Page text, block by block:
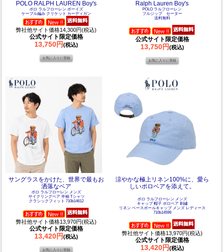
POLO RALPH LAUREN Boy's
ポロ ラルフローレン ボーイズ
ケーブル編み クリケット カーディガン
弊社他サイト価格14,300円(税込)
公式サイト限定価格
13,750円(税込)
Ralph Lauren Boy's
POLO ラルフローレン
フルジップ セーター
送料無料
公式サイト限定価格
13,750円(税込)
サングラスをかけた、世界で最もお
洒落なベア
ポロ ラルフローレン メンズ
サイクリングベア 半袖 Tシャツ
クラシックフィット 710b14612
弊社他サイト価格13,970円(税込)
公式サイト限定価格
13,420円(税込)
涼やかな極上リネン100%に、愛ら
しいポロベアを添えて。
ポロ ラルフローレン メンズ
キャップ 帽子 ポロベア 刺繡
リネン ベースボールキャップ メンズ レディース
710b14599
弊社他サイト価格13,970円(税込)
公式サイト限定価格
13,420円(税込)